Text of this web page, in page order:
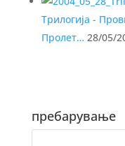
Трилогија -
Пролет… 28/05/
пребарување